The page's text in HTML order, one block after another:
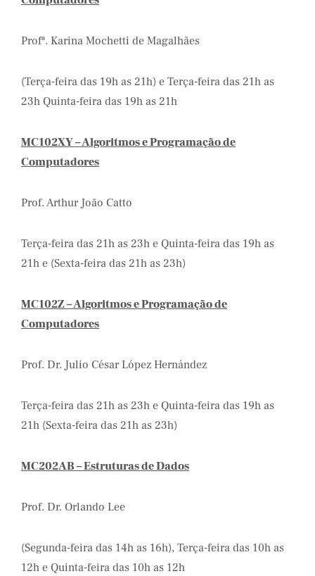
Profª. Karina Mochetti de Magalhães
(Terça-feira das 19h as 21h) e Terça-feira das 21h as
23h Quinta-feira das 19h as 21h
MC102XY – Algoritmos e Programação de
Computadores
Prof. Arthur João Catto
Terça-feira das 21h as 23h e Quinta-feira das 19h as
21h e (Sexta-feira das 21h as 23h)
MC102Z – Algoritmos e Programação de
Computadores
Prof. Dr. Julio César López Hernández
Terça-feira das 21h as 23h e Quinta-feira das 19h as
21h (Sexta-feira das 21h as 23h)
MC202AB – Estruturas de Dados
Prof. Dr. Orlando Lee
(Segunda-feira das 14h as 16h), Terça-feira das 10h as
12h e Quinta-feira das 10h as 12h